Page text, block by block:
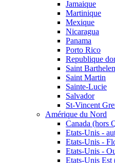
Jamaique
Martinique
Mexique
Nicaragua
Panama
Porto Rico
Republique
Saint
Saint Martin
Sainte-Lucie
Salvador
St-Vincent
Amérique du Nord
Canada (hors
Etats-Unis -
Etats-Unis -
Etats-Unis -
Etats-Unis